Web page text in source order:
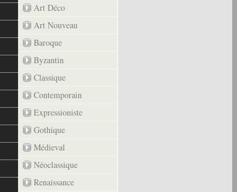
Art Déco
Art Nouveau
Baroque
Byzantin
Classique
Contemporain
Expressioniste
Gothique
Médieval
Néoclassique
Renaissance